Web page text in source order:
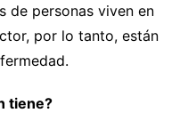
de personas viven en
por lo tanto, están
tiene?